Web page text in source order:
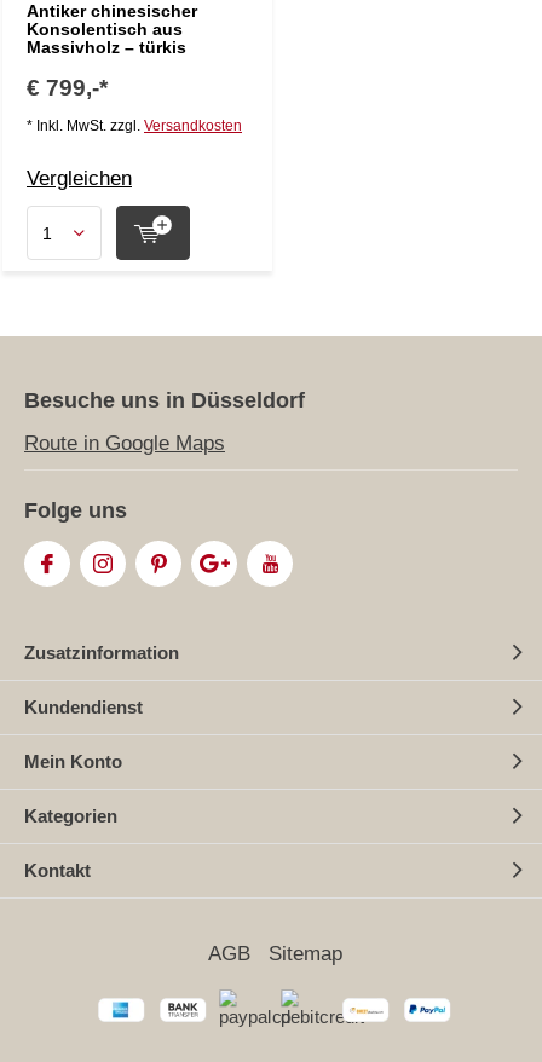
Antiker chinesischer
Konsolentisch aus
Massivholz – türkis
€ 799,-*
* Inkl. MwSt. zzgl. Versandkosten
Vergleichen
Besuche uns in Düsseldorf
Route in Google Maps
Folge uns
Zusatzinformation
Kundendienst
Mein Konto
Kategorien
Kontakt
AGB Sitemap